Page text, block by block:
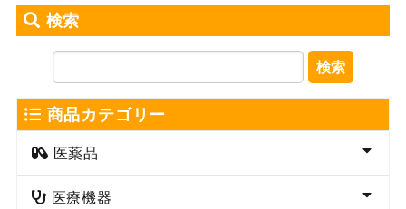
検索
検索
商品カテゴリー
医薬品
医療機器